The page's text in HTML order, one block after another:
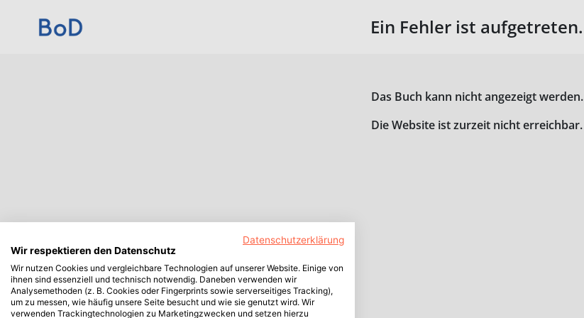
Ein Fehler ist aufgetreten.
Das Buch kann nicht angezeigt werden.
Die Website ist zurzeit nicht erreichbar.
Datenschutzerklärung
Wir respektieren den Datenschutz
Wir nutzen Cookies und vergleichbare Technologien auf unserer Website. Einige von
ihnen sind essenziell und technisch notwendig. Daneben verwenden wir
Analysemethoden (z. B. Cookies oder Fingerprints sowie serverseitiges Tracking),
um zu messen, wie häufig unsere Seite besucht und wie sie genutzt wird. Wir
verwenden Trackingtechnologien zu Marketingzwecken und setzen hierzu